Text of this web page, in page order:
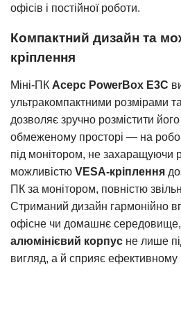
офісів і постійної роботи.
Компактний дизайн та
кріплення
Міні-ПК Acepc PowerBox E3C
ультракомпактними розмірами
дозволяє зручно розмістити
обмеженому просторі — на
під монітором, не захаращуючи
можливістю VESA-кріплення
ПК за монітором, повністю
Стриманий дизайн гармонійно
офісне чи домашнє
алюмінієвий корпус не лише
вигляд, а й сприяє ефективному